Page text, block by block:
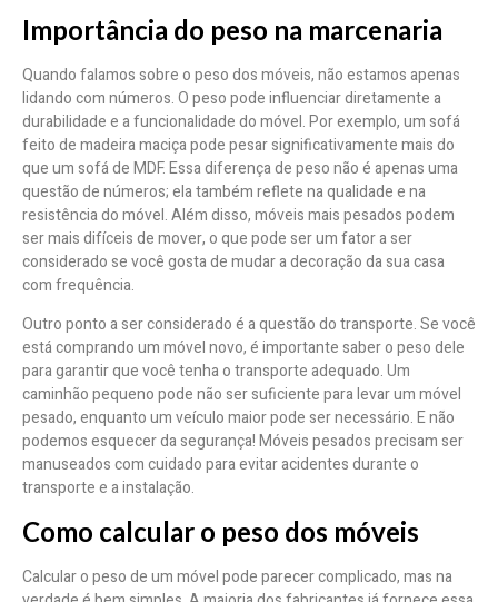
Importância do peso na marcenaria
Quando falamos sobre o peso dos móveis, não estamos apenas
lidando com números. O peso pode influenciar diretamente a
durabilidade e a funcionalidade do móvel. Por exemplo, um sofá
feito de madeira maciça pode pesar significativamente mais do
que um sofá de MDF. Essa diferença de peso não é apenas uma
questão de números; ela também reflete na qualidade e na
resistência do móvel. Além disso, móveis mais pesados podem
ser mais difíceis de mover, o que pode ser um fator a ser
considerado se você gosta de mudar a decoração da sua casa
com frequência.
Outro ponto a ser considerado é a questão do transporte. Se você
está comprando um móvel novo, é importante saber o peso dele
para garantir que você tenha o transporte adequado. Um
caminhão pequeno pode não ser suficiente para levar um móvel
pesado, enquanto um veículo maior pode ser necessário. E não
podemos esquecer da segurança! Móveis pesados precisam ser
manuseados com cuidado para evitar acidentes durante o
transporte e a instalação.
Como calcular o peso dos móveis
Calcular o peso de um móvel pode parecer complicado, mas na